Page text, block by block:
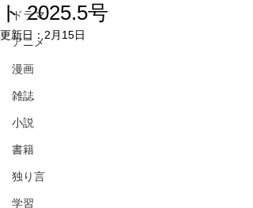
ドラマ
アニメ
漫画
雑誌
小説
書籍
独り言
学習
ト 2025.5号
更新日： 2月15日